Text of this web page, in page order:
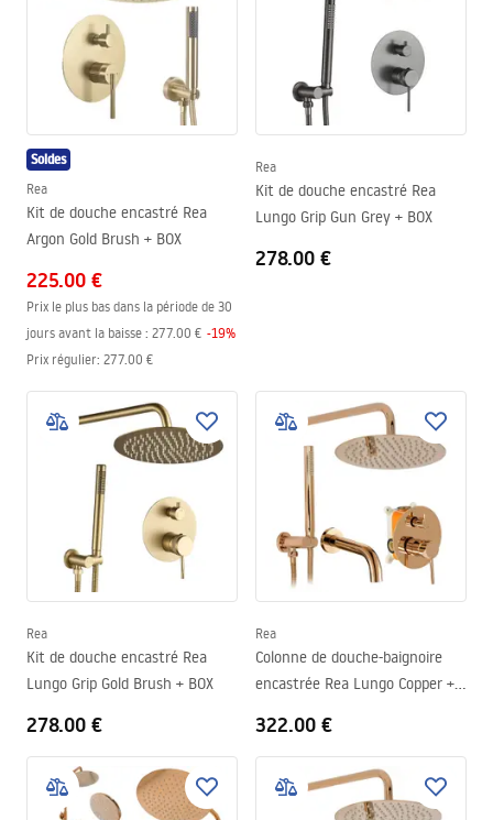
Soldes
Rea
Kit de douche encastré Rea
Argon Gold Brush + BOX
225.00 €
Prix le plus bas dans la période de 30
jours avant la baisse : 277.00 € -19%
Prix régulier: 277.00 €
Rea
Kit de douche encastré Rea
Lungo Grip Gun Grey + BOX
278.00 €
Rea
Kit de douche encastré Rea
Lungo Grip Gold Brush + BOX
278.00 €
Rea
Colonne de douche-baignoire
encastrée Rea Lungo Copper +
322.00 €